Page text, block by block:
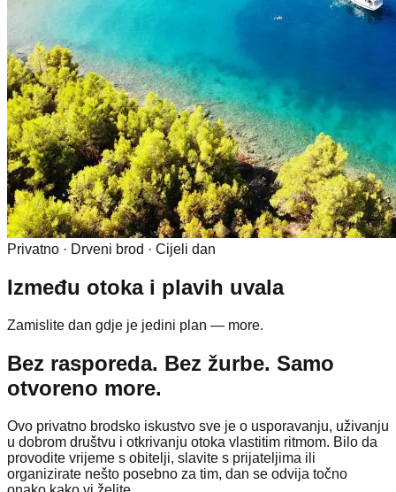
Privatno · Drveni brod · Cijeli dan
Između otoka i plavih uvala
Zamislite dan gdje je jedini plan — more.
Bez rasporeda. Bez žurbe. Samo
otvoreno more.
Ovo privatno brodsko iskustvo sve je o usporavanju, uživanju
u dobrom društvu i otkrivanju otoka vlastitim ritmom. Bilo da
provodite vrijeme s obitelji, slavite s prijateljima ili
organizirate nešto posebno za tim, dan se odvija točno